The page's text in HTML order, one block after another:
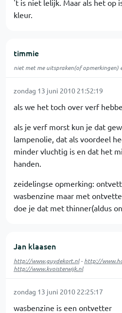
't is niet lelijk. Maar als het op
kleur.
timmie
niet met me uitspraken(of opmerkingen)
zondag 13 juni 2010 21:52:19
als we het toch over verf
als je verf morst kun je dat
lampenolie, dat als voordeel
minder vluchtig is en dat het
handen.
zeidelingse opmerking:
wasbenzine maar met
doe je dat met thinner(aldus
Jan klaasen
http://www.guydekort.nl- http://
http://www.kvoisterwijk.nl
zondag 13 juni 2010 22:25:17
wasbenzine is een ontvetter